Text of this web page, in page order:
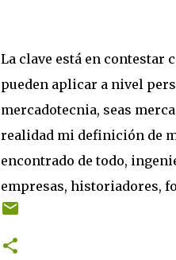
La clave está en contestar
pueden aplicar a nivel
mercadotecnia, seas
realidad mi definición de
encontrado de todo,
empresas, historiadores,